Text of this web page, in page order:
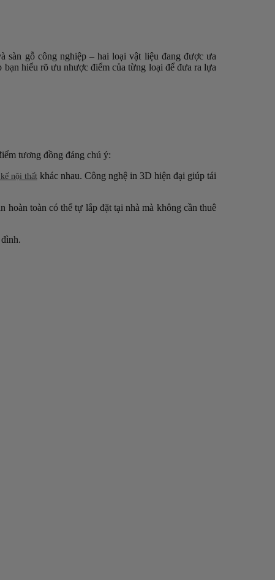
sàn gỗ công nghiệp – hai loại vật liệu đang được ưa
hiểu rõ ưu nhược điểm của từng loại để đưa ra lựa
tương đồng đáng chú ý:
nội thấtkhác nhau. Công nghệ in 3D hiện đại giúp tái
toàn có thể tự lắp đặt tại nhà mà không cần thuê